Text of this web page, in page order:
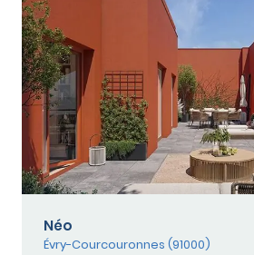
Néo
Évry-Courcouronnes (91000)